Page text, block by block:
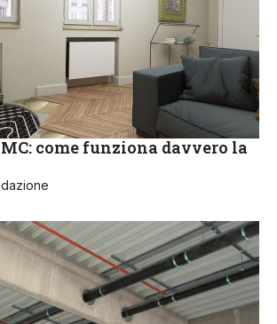
come funziona davvero la